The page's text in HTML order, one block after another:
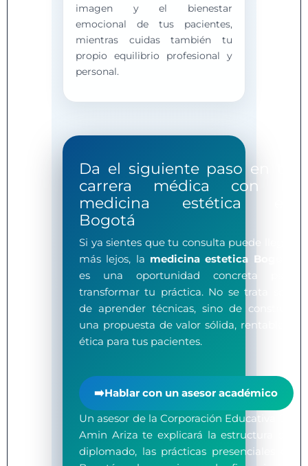
imagen y el bienestar
emocional de tus pacientes,
mientras cuidas también tu
propio equilibrio profesional y
personal.
Da el siguiente paso en tu
carrera médica con la
medicina estética en
Bogotá
Si ya sientes que tu consulta puede llegar
más lejos, la medicina estetica Bogotá
es una oportunidad concreta para
transformar tu práctica. No se trata solo
de aprender técnicas, sino de construir
una propuesta de valor sólida, rentable y
ética para tus pacientes.
➡️Hablar con un asesor académico
Un asesor de la Corporación Educativa Dr.
Amin Ariza te explicará la estructura del
diplomado, las prácticas presenciales en